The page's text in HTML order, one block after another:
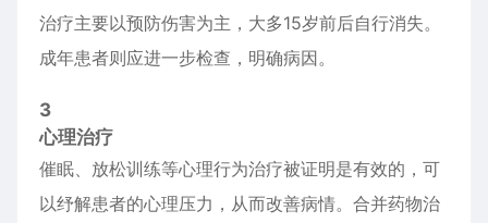
治疗主要以预防伤害为主，大多15岁前后自行消失。
成年患者则应进一步检查，明确病因。
3
心理治疗
催眠、放松训练等心理行为治疗被证明是有效的，可
以纾解患者的心理压力，从而改善病情。合并药物治